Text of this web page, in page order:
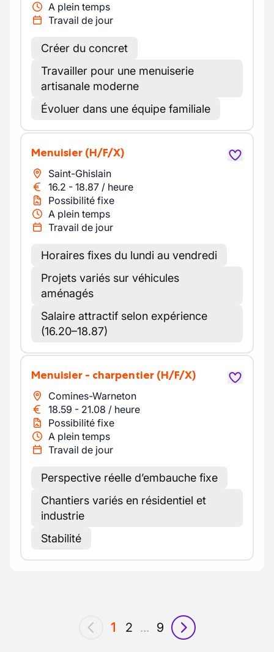
A plein temps
Travail de jour
Créer du concret
Travailler pour une menuiserie
artisanale moderne
Évoluer dans une équipe familiale
Menuisier (H/F/X)
Saint-Ghislain
16.2 - 18.87 / heure
Possibilité fixe
A plein temps
Travail de jour
Horaires fixes du lundi au vendredi
Projets variés sur véhicules
aménagés
Salaire attractif selon expérience
(16.20–18.87)
Menuisier - charpentier (H/F/X)
Comines-Warneton
18.59 - 21.08 / heure
Possibilité fixe
A plein temps
Travail de jour
Perspective réelle d’embauche fixe
Chantiers variés en résidentiel et
industrie
Stabilité
précédent
1 2 ... 9
suivant